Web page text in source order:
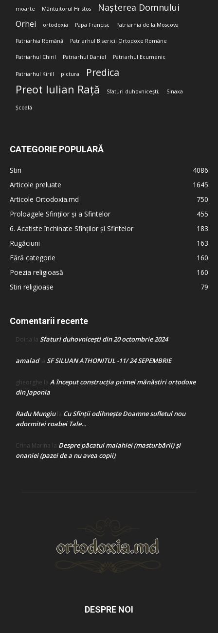
moarte Mântuitorul Hristos Nașterea Domnului
Orhei ortodoxia Papa Francisc Patriarhia de la Moscova
Patriarhia Română Patriarhul Bisericii Ortodoxe Române
Patriarhul Chiril Patriarhul Daniel Patriarhul Ecumenic
Patriarhul Kirill pictura Predica
Preot Iulian Rață Sfaturi duhovnicești; Sinaxa
Școală
CATEGORIE POPULARĂ
Stiri
4086
Articole preluate
1645
Articole Ortodoxia.md
750
Proloagele Sfinților și a Sfintelor
455
6. Acatiste închinate Sfinților și Sfintelor
183
Rugăciuni
163
Fără categorie
160
Poezia religioasă
160
Stiri religioase
79
Comentarii recente
Doina la Sfaturi duhovnicești din 20 octombrie 2024
amaladla SF SILUAN ATHONITUL -11/ 24 SEPEMBRIE
gheorghe la A început construcţia primei mănăstiri ortodoxe
din Japonia
Radu Mungiula Cu Sfinții odihnește Doamne sufletul nou
adormitei roabei Tale…
Crina Marina la Despre păcatul malahiei (masturbării) şi
onaniei (pazei de a nu avea copii)
DESPRE NOI